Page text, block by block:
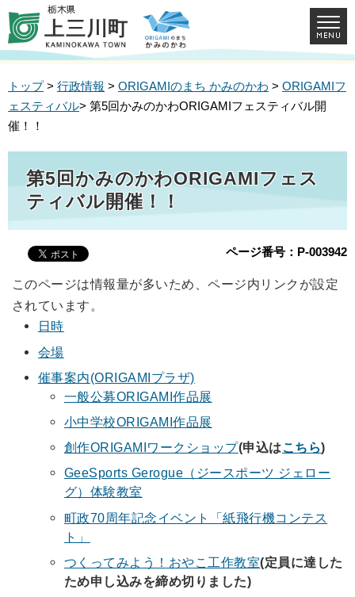
トップ> 行政情報 > ORIGAMIのまち かみのかわ > ORIGAMIフ
ェスティバル> 第5回かみのかわORIGAMIフェスティバル開
催！！
第5回かみのかわORIGAMIフェス
ティバル開催！！
ページ番号：P-003942
このページは情報量が多いため、ページ内リンクが設定
されています。
日時
会場
催事案内(ORIGAMIプラザ)
一般公募ORIGAMI作品展
小中学校ORIGAMI作品展
創作ORIGAMIワークショップ(申込はこちら)
GeeSports Gerogue（ジースポーツ ジェロー
グ）体験教室
町政70周年記念イベント「紙飛行機コンテス
ト」
つくってみよう！おやこ工作教室(定員に達した
ため申し込みを締め切りました)